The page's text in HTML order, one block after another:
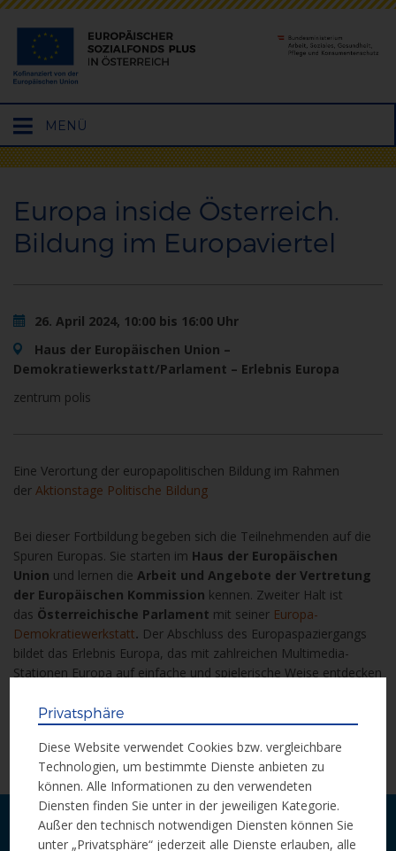
Hauptmenü
öffnen
MENÜ
Europa inside Österreich.
Bildung im Europaviertel
26. April 2024, 10:00 bis 16:00 Uhr
Haus der Europäischen Union –
Demokratiewerkstatt/Parlament – Erlebnis Europa
zentrum polis
Eine Verortung der europapolitischen Bildung im Rahmen
der Aktionstage Politische Bildung
Bei dieser Fortbildung begeben sich die Teilnehmenden auf die
Spuren Europas. Sie starten im Haus der Europäischen
Union und lernen die Arbeit und Angebote der Vertretung
der Europäischen Kommission kennen. Zweiter Halt ist
das Österreichische Parlament mit seiner Europa-
Demokratiewerkstatt. Der Abschluss des Europaspaziergangs
bildet das Erlebnis Europa, das mit zahlreichen Multimedia-
Stationen Europa auf einfache und spielerische Weise entdecken
Anmeldung und weitere Infos auf der Website von
Zentrum Polis
Laufende Neuigkeiten zu Calls und
Privatsphäre
Diese Website verwendet Cookies bzw. vergleichbare
Technologien, um bestimmte Dienste anbieten zu
können. Alle Informationen zu den verwendeten
Diensten finden Sie unter in der jeweiligen Kategorie.
Außer den technisch notwendigen Diensten können Sie
unter „Privatsphäre“ jederzeit alle Dienste erlauben, alle